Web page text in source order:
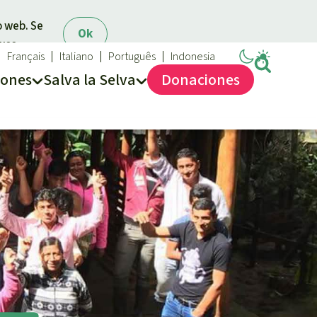
Ok
Se
Salva la Selva
Salva la Selva
Acerca de Salva la Selva
40 años Salva la Selva
En los Medios
FAQ
Transparencia
Contacto
Français Italiano Português Indonesia
Donaciones
Combatir y prevenir los